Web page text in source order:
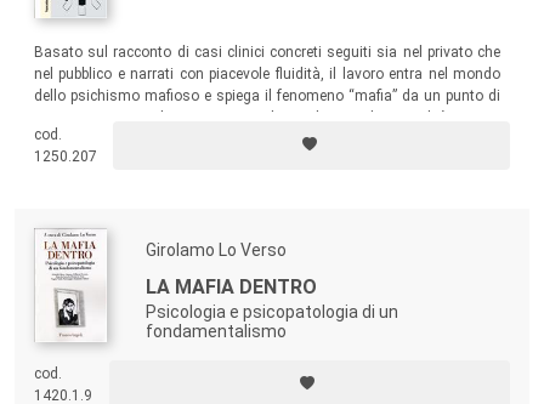
Basato sul racconto di casi clinici concreti seguiti sia nel privato che
nel pubblico e narrati con piacevole fluidità, il lavoro entra nel mondo
dello psichismo mafioso e spiega il fenomeno “mafia” da un punto di
momento in cui il dramma “mafie” è dilagato anche al nord
squassando il nostro paese.
cod.
1250.207
Girolamo Lo Verso
LA MAFIA DENTRO
Psicologia e psicopatologia di un
fondamentalismo
cod.
1420.1.9